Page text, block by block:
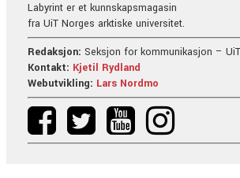
Labyrint er et kunnskapsmagasin
fra UiT Norges arktiske universitet.
Redaksjon: Seksjon for kommunikasjon – UiT
Kontakt: Kjetil Rydland
Webutvikling: Lars Nordmo